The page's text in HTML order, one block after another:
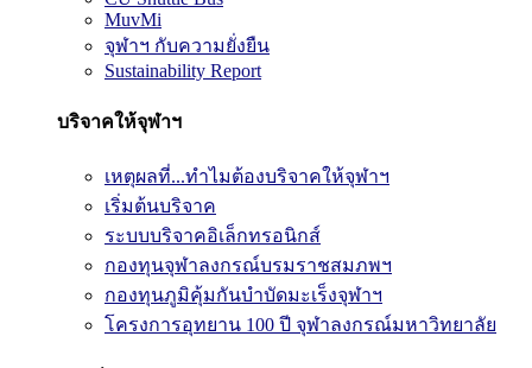
MuvMi
จุฬาฯ กับความยั่งยืน
Sustainability Report
บริจาคให้จุฬาฯ
เหตุผลที่...ทำไมต้องบริจาคให้จุฬาฯ
เริ่มต้นบริจาค
ระบบบริจาคอิเล็กทรอนิกส์
กองทุนจุฬาลงกรณ์บรมราชสมภพฯ
กองทุนภูมิคุ้มกันบำบัดมะเร็งจุฬาฯ
โครงการอุทยาน 100 ปี จุฬาลงกรณ์มหาวิทยาลัย